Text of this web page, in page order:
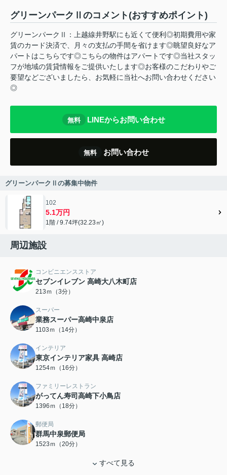
グリーンパークⅡのコメント(おすすめポイント)
グリーンパークⅡ：上越線井野駅にも近くて便利◎初期費用や家
賃のカード決済で、月々の支払の手間を省けます◎眺望良好なア
パートはこちらです◎こちらの物件はアパートです◎当社スタッ
フが地域の賃貸情報をご提供いたします◎お客様のこだわりやご
要望などございましたら、お気軽に当社へお問い合わせください
◎
無料 LINEからお問い合わせ
無料 お問い合わせ
グリーンパークⅡの募集中物件
102
5.1万円
1階 / 9.74坪(32.23㎡)
周辺施設
コンビニエンスストア
セブンイレブン 高崎大八木町店
213ｍ（3分）
スーパー
業務スーパー高崎中泉店
1103ｍ（14分）
インテリア
東京インテリア家具 高崎店
1254ｍ（16分）
ファミリーレストラン
がってん寿司高崎下小鳥店
1396ｍ（18分）
郵便局
群馬中泉郵便局
1523ｍ（20分）
すべて見る